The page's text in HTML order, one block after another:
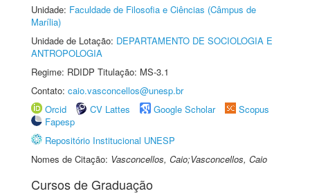
Unidade: Faculdade de Filosofia e Ciências (Câmpus de
Marília)
Unidade de Lotação: DEPARTAMENTO DE SOCIOLOGIA E
ANTROPOLOGIA
Regime: RDIDP Titulação: MS-3.1
Contato: caio.vasconcellos@unesp.br
Orcid
CV Lattes Google Scholar
Scopus
Fapesp
Repositório Institucional UNESP
Nomes de Citação: Vasconcellos, Caio;Vasconcellos, Caio
Cursos de Graduação